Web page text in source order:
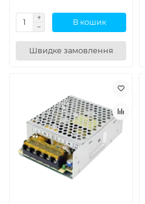
В кошик
Швидке замовлення